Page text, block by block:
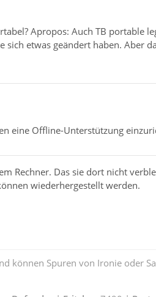
Apropos: Auch TB portable
etwas geändert haben. Aber
eine Offline-Unterstützung
Rechner. Das sie dort nicht
wiederhergestellt werden.
können Spuren von Ironie oder